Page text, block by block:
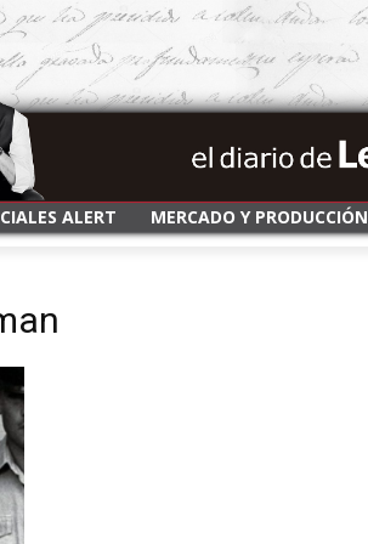
ALERT MERCADO Y PRODUCCIÓN